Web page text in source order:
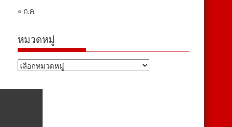
« ก.ค.
หมวดหมู่
หมวด